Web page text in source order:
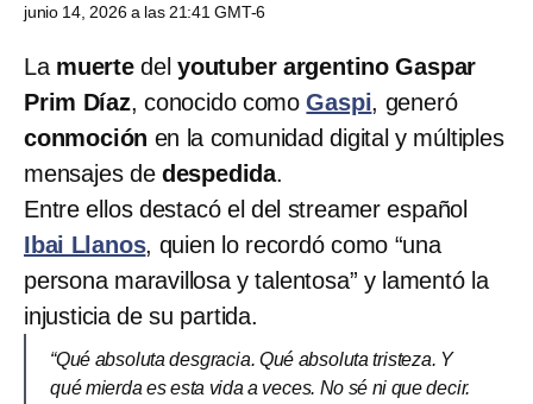
junio 14, 2026 a las 21:41 GMT-6
La muertedelyoutuber argentino Gaspar
Prim Díaz, conocido comoGaspi, generó
conmoción en la comunidad digital y múltiples
mensajes de despedida.
Entre ellos destacó el del streamer español
Ibai Llanos, quien lo recordó como “una
persona maravillosa y talentosa” y lamentó la
injusticia de su partida.
“Qué absoluta desgracia. Qué absoluta tristeza. Y
qué mierda es esta vida a veces. No sé ni que decir.